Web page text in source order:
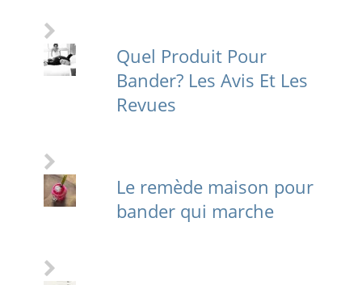
Quel Produit Pour
Bander? Les Avis Et Les
Revues
Le remède maison pour
bander qui marche